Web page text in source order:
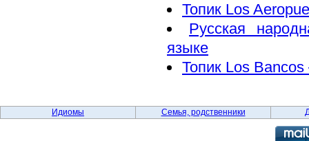
Топик Los
Русская
языке
Топик Los
Идиомы Семья, родственники